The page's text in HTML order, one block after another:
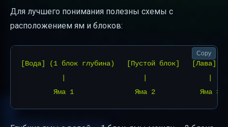
Для лучшего понимания полезны схемы с
расположением ям и блоков:
[Вода] (1 блок глубина)   [Пустой блок]   [Лава] (1
Copy